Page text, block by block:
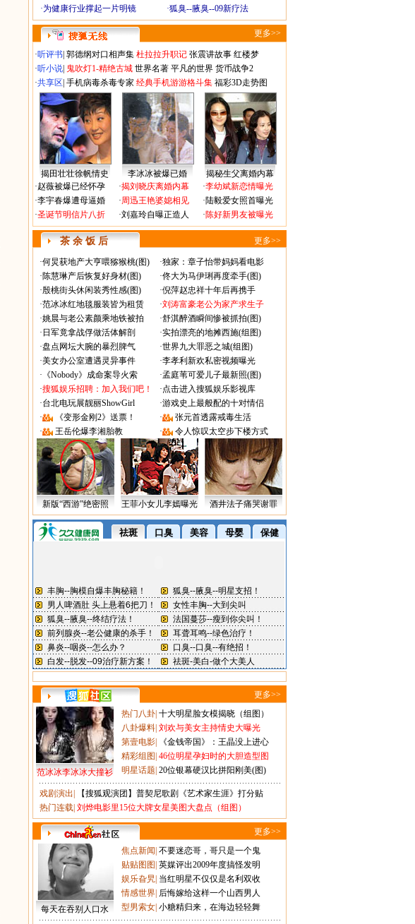
·为健康行业撑起一片明镜 ·狐臭--腋臭--09新疗法
更多>>
·听评书 郭德纲对口相声集 杜拉拉升职记 张震讲故事 红楼梦
·听小说 鬼吹灯1-精绝古城 世界名著 平凡的世界 货币战争2
·共享区 手机病毒杀毒专家 经典手机游游格斗集 福彩3D走势图
揭田壮壮徐帆情史 李冰冰被爆已婚
揭秘生父离婚内幕
·赵薇被爆已经怀孕
·李宇春爆遭母逼婚
·圣诞节明信片八折
·揭刘晓庆离婚内幕
·周迅王艳婆媳相见
·刘嘉玲自曝正造人
·李幼斌新恋情曝光
·陆毅爱女照首曝光
·陈好新男友被曝光
茶 余 饭 后 更多>>
·何炅获地产大亨喂猕猴桃(图) ·独家：章子怡带妈妈看电影
·陈慧琳产后恢复好身材(图) ·佟大为马伊琍再度牵手(图)
·殷桃街头休闲装秀性感(图) ·倪萍赵忠祥十年后再携手
·范冰冰红地毯服装皆为租赁 ·刘涛富豪老公为家产求生子
·姚晨与老公素颜乘地铁被拍 ·舒淇醉酒瞬间惨被抓拍(图)
· 日军竟拿战俘做活体解剖 ·实拍漂亮的地摊西施(组图)
·盘点网坛大腕的暴烈脾气 ·世界九大罪恶之城(组图)
·美女办公室遭遇灵异事件 ·李孝利新欢私密视频曝光
· 《Nobody》成命案导火索 ·孟庭苇可爱儿子最新照(图)
·搜狐娱乐招聘：加入我们吧！ ·点击进入搜狐娱乐影视库
·台北电玩展靓丽ShowGirl ·游戏史上最般配的十对情侣
·
《变形金刚2》送票！ ·
张元首透露戒毒生活
·
王岳伦爆李湘胎教 · 令人惊叹太空步下楼方式
新版“西游”绝密照 王菲小女儿李嫣曝光 酒井法子痛哭谢罪
更多>>
范冰冰李冰冰大撞衫
热门八卦 十大明星脸女模揭晓（组图）
八卦爆料 刘欢与美女主持情史大曝光
第壹电影
《金钱帝国》：王晶没上进心
精彩组图 46位明星孕妇时的大胆造型图
明星话题 20位银幕硬汉比拼阳刚美(图)
戏剧演出
【搜狐观演团】普契尼歌剧《艺术家生涯》打分贴
热门连载 刘烨电影里15位大牌女星美图大盘点（组图）
更多>>
每天在吞别人口水
焦点新闻 不要迷恋哥，哥只是一个鬼
贴贴图图 英媒评出2009年度搞怪发明
娱乐旮旯 当红明星不仅仅是名利双收
情感世界 后悔嫁给这样一个山西男人
型男索女 小糖精归来，在海边轻轻舞